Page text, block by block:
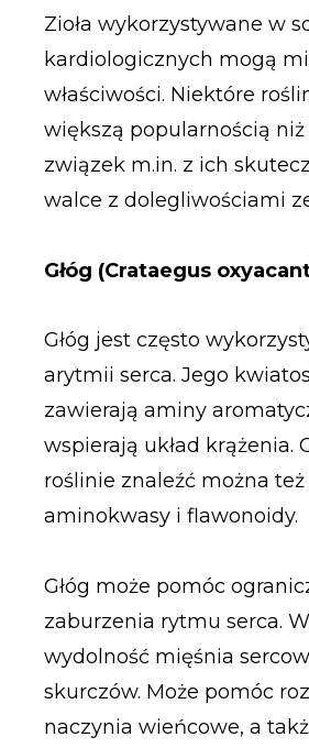
Zioła wykorzystywane w
kardiologicznych mogą
właściwości. Niektóre
większą popularnością
związek m.in. z ich
walce z dolegliwościami
Głóg (Crataegus
Głóg jest często
arytmii serca. Jego
zawierają aminy
wspierają układ krążenia.
roślinie znaleźć można
aminokwasy i flawonoidy.
Głóg może pomóc
zaburzenia rytmu serca.
wydolność mięśnia
skurczów. Może pomóc
naczynia wieńcowe, a